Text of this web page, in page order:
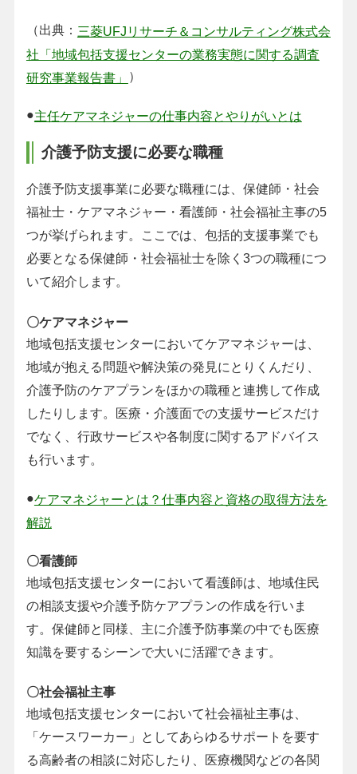
（出典： 三菱UFJリサーチ＆コンサルティング株式会
社「地域包括支援センターの業務実態に関する調査
研究事業報告書」
）
●主任ケアマネジャーの仕事内容とやりがいとは
介護予防支援に必要な職種
介護予防支援事業に必要な職種には、保健師・社会
福祉士・ケアマネジャー・看護師・社会福祉主事の5
つが挙げられます。ここでは、包括的支援事業でも
必要となる保健師・社会福祉士を除く3つの職種につ
いて紹介します。
〇ケアマネジャー
地域包括支援センターにおいてケアマネジャーは、
地域が抱える問題や解決策の発見にとりくんだり、
介護予防のケアプランをほかの職種と連携して作成
したりします。医療・介護面での支援サービスだけ
でなく、行政サービスや各制度に関するアドバイス
も行います。
●ケアマネジャーとは？仕事内容と資格の取得方法を
解説
〇看護師
地域包括支援センターにおいて看護師は、地域住民
の相談支援や介護予防ケアプランの作成を行いま
す。保健師と同様、主に介護予防事業の中でも医療
知識を要するシーンで大いに活躍できます。
〇社会福祉主事
地域包括支援センターにおいて社会福祉主事は、
「ケースワーカー」としてあらゆるサポートを要す
る高齢者の相談に対応したり、医療機関などの各関